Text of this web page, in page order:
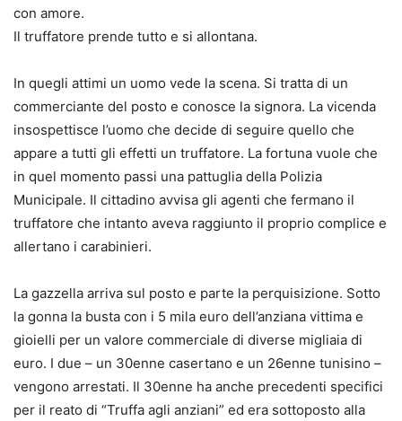
con amore.
Il truffatore prende tutto e si allontana.
In quegli attimi un uomo vede la scena. Si tratta di un
commerciante del posto e conosce la signora. La vicenda
insospettisce l’uomo che decide di seguire quello che
appare a tutti gli effetti un truffatore. La fortuna vuole che
in quel momento passi una pattuglia della Polizia
Municipale. Il cittadino avvisa gli agenti che fermano il
truffatore che intanto aveva raggiunto il proprio complice e
allertano i carabinieri.
La gazzella arriva sul posto e parte la perquisizione. Sotto
la gonna la busta con i 5 mila euro dell’anziana vittima e
gioielli per un valore commerciale di diverse migliaia di
euro. I due – un 30enne casertano e un 26enne tunisino –
vengono arrestati. Il 30enne ha anche precedenti specifici
per il reato di “Truffa agli anziani” ed era sottoposto alla